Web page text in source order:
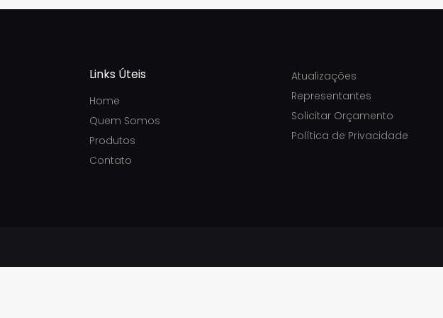
Links Úteis
Home
Quem Somos
Produtos
Contato
Atualizações
Representantes
Solicitar Orçamento
Política de Privacidade